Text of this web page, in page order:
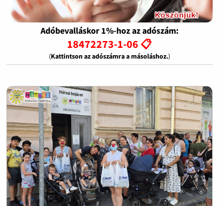
Adóbevalláskor 1%-hoz az adószám:
18472273-1-06 📋
(Kattintson az adószámra a másoláshoz.)